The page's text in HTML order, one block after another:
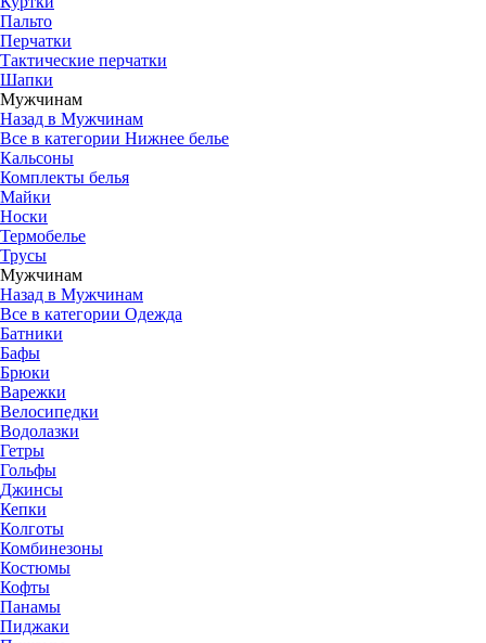
Пальто
Перчатки
Тактические перчатки
Шапки
Мужчинам
Назад в Мужчинам
Все в категории Нижнее белье
Кальсоны
Комплекты белья
Майки
Носки
Термобелье
Трусы
Мужчинам
Назад в Мужчинам
Все в категории Одежда
Батники
Бафы
Брюки
Варежки
Велосипедки
Водолазки
Гетры
Гольфы
Джинсы
Кепки
Колготы
Комбинезоны
Костюмы
Кофты
Панамы
Пиджаки